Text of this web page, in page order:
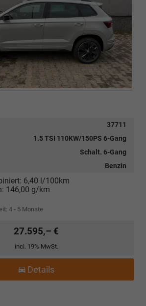
37711
1.5 TSI 110KW/150PS 6-Gang
Schalt. 6-Gang
Benzin
6,40 l/100km
146,00 g/km
4 - 5 Monate
27.595,– €
incl. 19% MwSt.
Details
Service drucken